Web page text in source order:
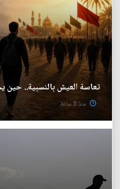
تعاسة العيش بالنسبية.. حين
منذ 3 ساعة